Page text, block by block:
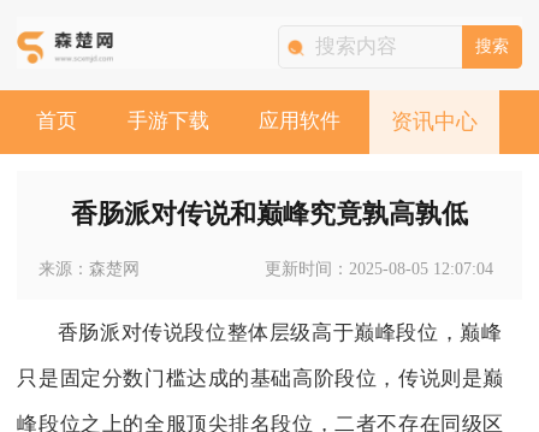
搜索
首页 手游下载 应用软件 资讯中心
香肠派对传说和巅峰究竟孰高孰低
来源：森楚网 更新时间：2025-08-05 12:07:04
香肠派对传说段位整体层级高于巅峰段位，巅峰
只是固定分数门槛达成的基础高阶段位，传说则是巅
峰段位之上的全服顶尖排名段位，二者不存在同级区